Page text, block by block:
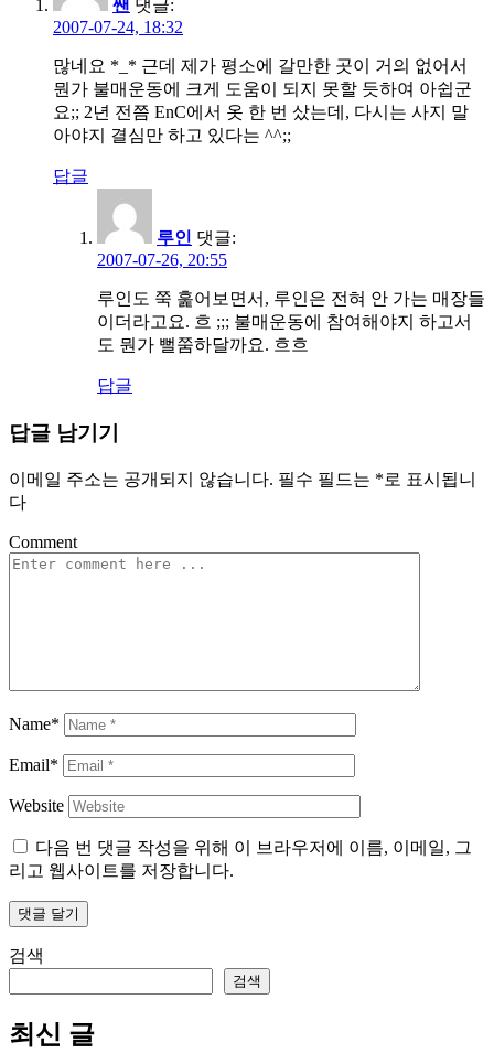
쌘 댓글:
2007-07-24, 18:32
많네요 *_* 근데 제가 평소에 갈만한 곳이 거의 없어서
뭔가 불매운동에 크게 도움이 되지 못할 듯하여 아쉽군
요;; 2년 전쯤 EnC에서 옷 한 번 샀는데, 다시는 사지 말
아야지 결심만 하고 있다는 ^^;;
답글
루인 댓글:
2007-07-26, 20:55
루인도 쭉 훑어보면서, 루인은 전혀 안 가는 매장들
이더라고요. 흐 ;;; 불매운동에 참여해야지 하고서
도 뭔가 뻘쭘하달까요. 흐흐
답글
답글 남기기
이메일 주소는 공개되지 않습니다. 필수 필드는 *로 표시됩니
다
Comment
Name*
Email*
Website
다음 번 댓글 작성을 위해 이 브라우저에 이름, 이메일, 그
리고 웹사이트를 저장합니다.
검색
검색
최신 글